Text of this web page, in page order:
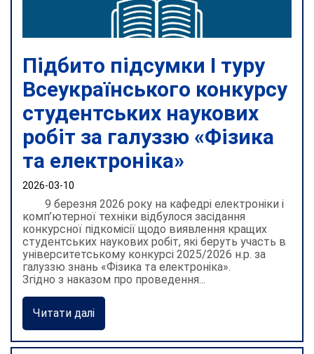
Підбито підсумки І туру
Всеукраїнського конкурсу
студентських наукових
робіт за галуззю «Фізика
та електроніка»
2026-03-10
9 березня 2026 року на кафедрі електроніки і
комп’ютерної техніки відбулося засідання
конкурсної підкомісії щодо виявлення кращих
студентських наукових робіт, які беруть участь в
університетському конкурсі 2025/2026 н.р. за
галуззю знань «Фізика та електроніка».
Згідно з наказом про проведення...
Читати далі